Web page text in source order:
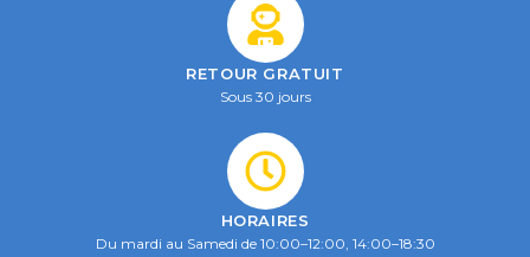
RETOUR GRATUIT
Sous 30 jours
HORAIRES
Du mardi au Samedi de 10:00–12:00, 14:00–18:30